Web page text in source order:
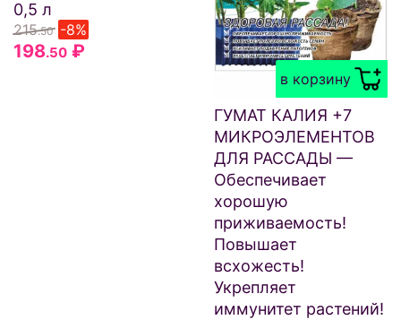
0,5 л
215.50 -8%
198.50 ₽
в корзину
ГУМАТ КАЛИЯ +7
МИКРОЭЛЕМЕНТОВ
ДЛЯ РАССАДЫ —
Обеспечивает
хорошую
приживаемость!
Повышает
всхожесть!
Укрепляет
иммунитет растений!